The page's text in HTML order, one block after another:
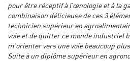
pour être réceptif à l’œnologie et à la
combinaison délicieuse de ces 3
technicien supérieur en
voie et de quitter ce monde industriel
m’orienter vers une voie beaucoup
Suite à un diplôme supérieur en